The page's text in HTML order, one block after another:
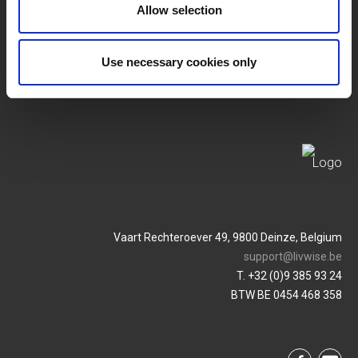
Allow selection
Use necessary cookies only
Conditions Générales
Politique De Confidentialité
Login
Service & Contact
Vaart Rechteroever 49, 9800 Deinze, Belgium
support@livwise.be
T. +32 (0)9 385 93 24
BTW BE 0454 468 358